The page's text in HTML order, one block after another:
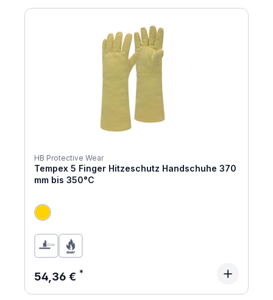
HB Protective Wear
Tempex 5 Finger Hitzeschutz Handschuhe 370
mm bis 350°C
Regulärer Preis:
54,36 €